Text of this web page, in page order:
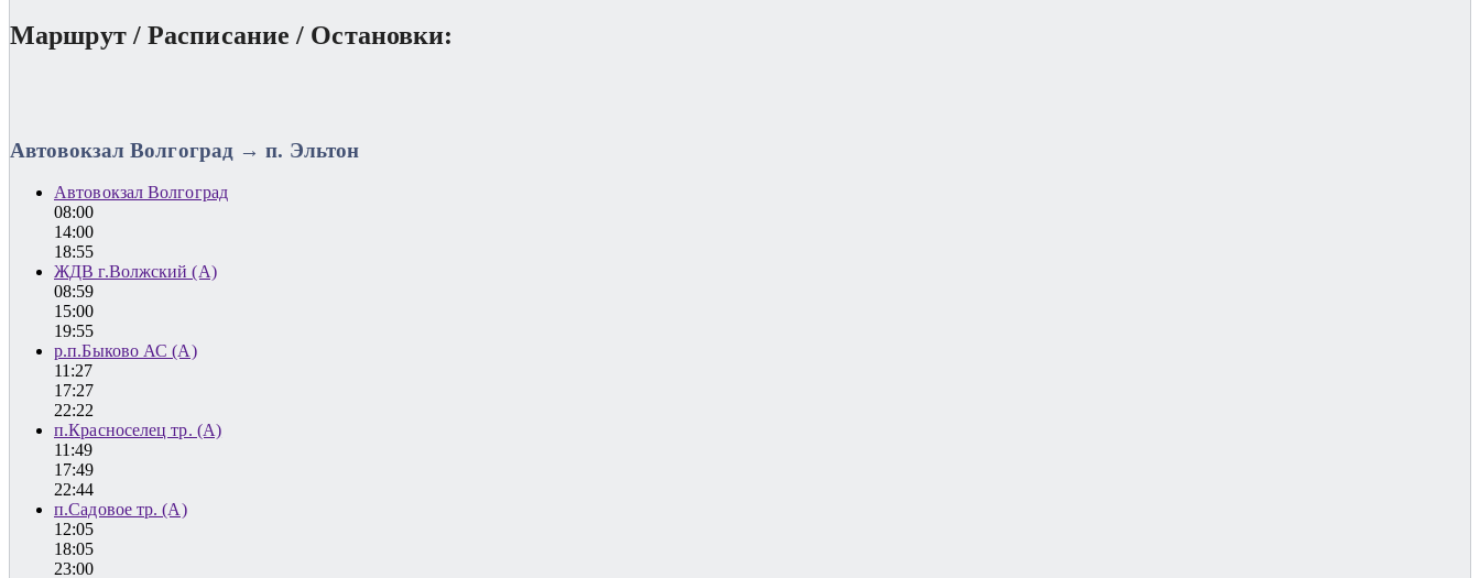
Маршрут / Расписание / Остановки:
Автовокзал Волгоград → п. Эльтон
Автовокзал Волгоград
08:00
14:00
18:55
ЖДВ г.Волжский (А)
08:59
15:00
19:55
р.п.Быково АС (А)
11:27
17:27
22:22
п.Красноселец тр. (А)
11:49
17:49
22:44
п.Садовое тр. (А)
12:05
18:05
23:00